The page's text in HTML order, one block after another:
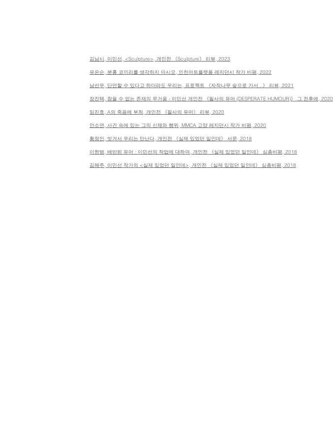
김남시, 이민선, <Sculpture>, 개인전 《Sculpture》 리뷰, 2023
유은순, 분홍 코끼리를 생각하지 마시오, 인천아트플랫폼 레지던시 작가 비평, 2022
남선우, 단언할 수 있다고 하더라도 우리는, 프로젝트 《자작나무 숲으로 가서...》 리뷰, 2021
장진택, 참을 수 없는 존재의 무거움 - 이민선 개인전 《필사의 유머 (DESPERATE HUMOUR)》 그 전후에, 2020
임진호, A의 죽음에 부쳐, 개인전 《필사의 유머》 리뷰, 2020
안소연, 사건 속에 있는 그의 신체와 행위, MMCA 고양 레지던시 작가 비평, 2020
황정인, 빗겨서 우리는 만난다, 개인전 《실제 있었던 일인데》 서문, 2018
이한범, 배반된 유머 : 이민선의 작업에 대하여, 개인전 《실제 있었던 일인데》 심층비평, 2018
​김해주, 이민선 작가의 <실제 있었던 일인데>, 개인전 《실제 있었던 일인데》 심층비평, 2018